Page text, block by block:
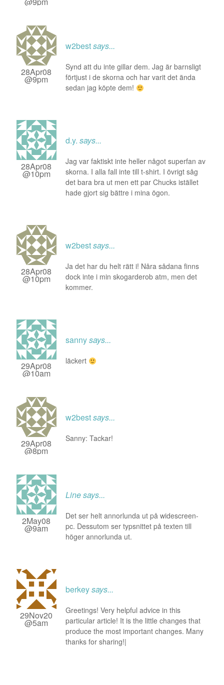
28Apr08
@9pm
w2bestsays...
Synd att du inte gillar dem. Jag är barnsligt
förtjust i de skorna och har varit det ända
sedan jag köpte dem!
28Apr08
@10pm
d.y. says...
Jag var faktiskt inte heller något superfan av
skorna. I alla fall inte till t-shirt. I övrigt såg
det bara bra ut men ett par Chucks istället
hade gjort sig bättre i mina ögon.
28Apr08
@10pm
w2bestsays...
Ja det har du helt rätt i! Nåra sådana finns
dock inte i min skogarderob atm, men det
kommer.
29Apr08
@10am
sannysays...
läckert
29Apr08
@8pm
w2bestsays...
Sanny: Tackar!
2May08
@9am
Linesays...
Det ser helt annorlunda ut på widescreen-
pc. Dessutom ser typsnittet på texten till
höger annorlunda ut.
29Nov20
@5am
berkeysays...
Greetings! Very helpful advice in this
particular article! It is the little changes that
produce the most important changes. Many
thanks for sharing!|